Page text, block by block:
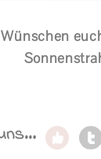
Wünschen